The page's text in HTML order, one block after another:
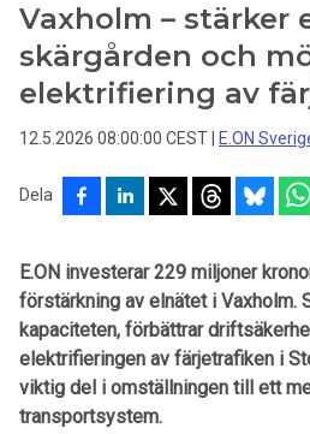
Vaxholm – stärker
skärgården och
elektrifiering av
12.5.2026 08:00:00 CEST E.ON
Dela
E.ON investerar 229 miljoner
förstärkning av elnätet i Vaxholm.
kapaciteten, förbättrar
elektrifieringen av färjetrafiken i
viktig del i omställningen till ett
transportsystem.